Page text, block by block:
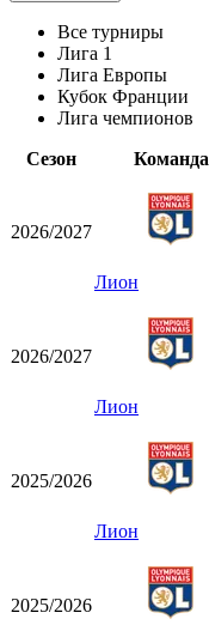
Все турниры
Лига 1
Лига Европы
Кубок Франции
Лига чемпионов
Сезон
Команда
2026/2027
Лион
2026/2027
Лион
2025/2026
Лион
2025/2026